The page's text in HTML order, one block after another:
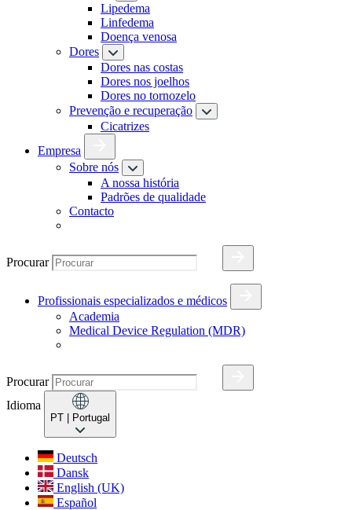
Lipedema
Linfedema
Doença venosa
Dores
Dores nas costas
Dores nos joelhos
Dores no tornozelo
Prevenção e recuperação
Cicatrizes
Empresa
Sobre nós
A nossa história
Padrões de qualidade
Contacto
Procurar
Profissionais especializados e médicos
Academia
Medical Device Regulation (MDR)
Procurar
Idioma
PT | Portugal
Deutsch
Dansk
English (UK)
Español